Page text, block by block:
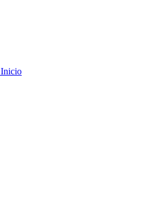
Inicio